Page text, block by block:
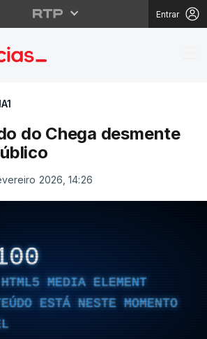
Entrar
do
do Chega desmente
2026, 14:26
MEDIA ELEMENT
ESTÁ NESTE MOMENTO